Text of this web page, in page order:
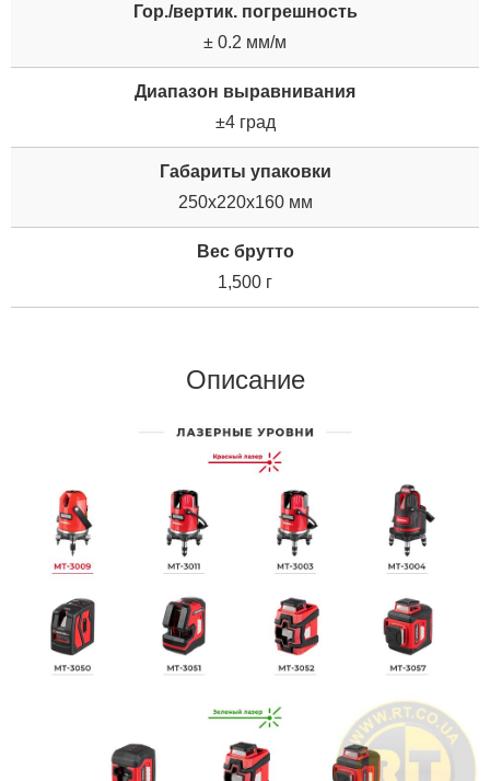
Гор./вертик. погрешность
± 0.2 мм/м
Диапазон выравнивания
±4 град
Габариты упаковки
250x220x160 мм
Вес брутто
1,500 г
Описание